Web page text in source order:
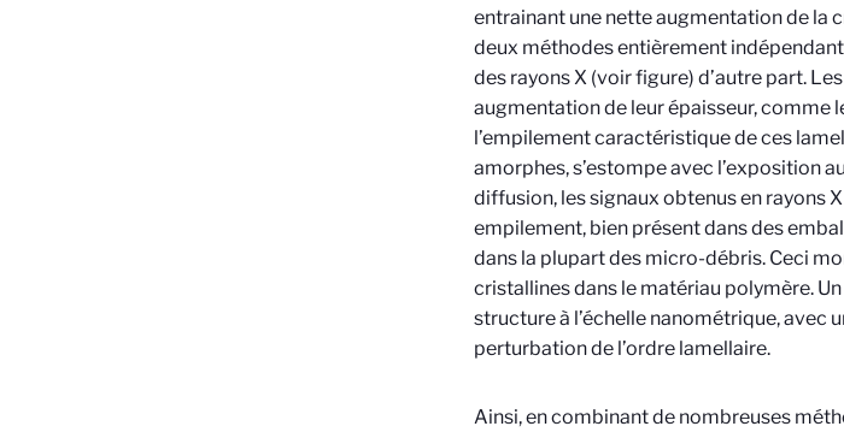
entrainant une nette augmentation de la
deux méthodes entièrement
des rayons X (voir figure) d’autre part.
augmentation de leur épaisseur, comme
l’empilement caractéristique de ces
amorphes, s’estompe avec l’exposition
diffusion, les signaux obtenus en rayons
empilement, bien présent dans des
dans la plupart des micro-débris. Ceci
cristallines dans le matériau polymère.
structure à l’échelle nanométrique, avec
perturbation de l’ordre lamellaire.
Ainsi, en combinant de nombreuses